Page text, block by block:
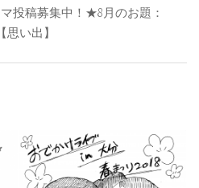
投稿募集中！★8月のお題：
【思い出】